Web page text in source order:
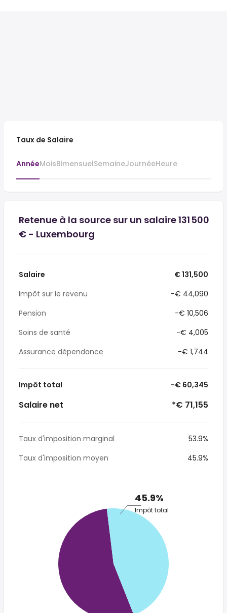
Taux de Salaire
AnnéeMoisBimensuelSemaineJournéeHeure
Retenue à la source sur un salaire 131 500
€ - Luxembourg
Salaire
€ 131,500
Impôt sur le revenu
-€ 44,090
Pension
-€ 10,506
Soins de santé
-€ 4,005
Assurance dépendance
-€ 1,744
Impôt total -€ 60,345
Salaire net *€ 71,155
Taux d'imposition marginal
53.9%
Taux d'imposition moyen
45.9%
45.9%
Impôt total